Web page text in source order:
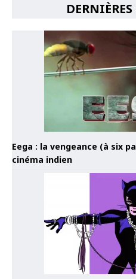
Eega : la vengeance (à six
cinéma indien